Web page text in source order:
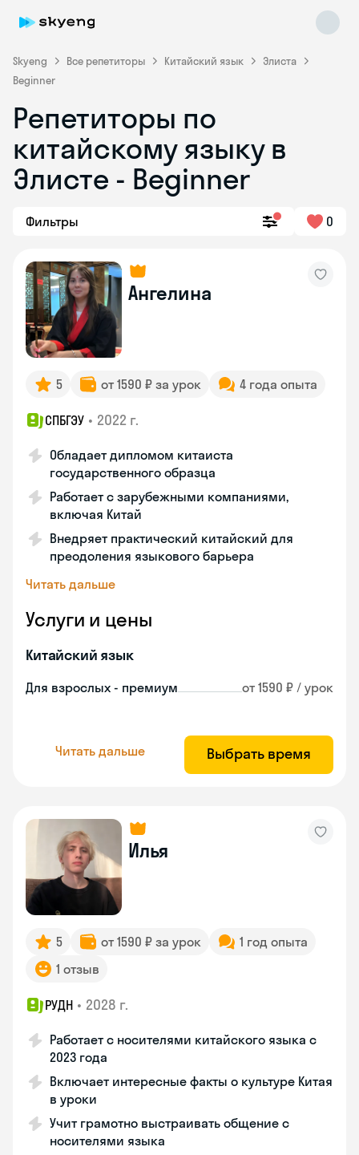
Skyeng Все репетиторы Китайский язык
Элиста
Beginner
Репетиторы по
китайскому языку в
Элисте - Beginner
Фильтры 0
Ангелина
5 от 1590 ₽ за урок 4 года опыта
СПБГЭУ • 2022 г.
Обладает дипломом китаиста
государственного образца
Работает с зарубежными компаниями,
включая Китай
Внедряет практический китайский для
преодоления языкового барьера
Читать дальше
Услуги и цены
Китайский язык
Для взрослых - премиум от 1590 ₽ / урок
Читать дальше Выбрать время
Илья
5 от 1590 ₽ за урок
1 год опыта
1 отзыв
РУДН • 2028 г.
Работает с носителями китайского языка с
2023 года
Включает интересные факты о культуре Китая
в уроки
Учит грамотно выстраивать общение с
носителями языка
online